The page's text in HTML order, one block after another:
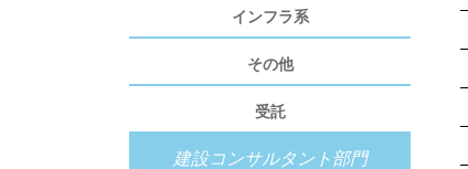
インフラ系
その他
受託
建設コンサルタント部門